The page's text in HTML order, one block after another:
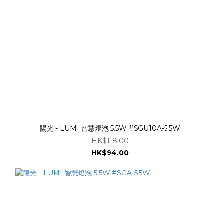
陽光 - LUMI 智慧燈泡 5.5W #SGU10A-5.5W
HK$118.00
HK$94.00